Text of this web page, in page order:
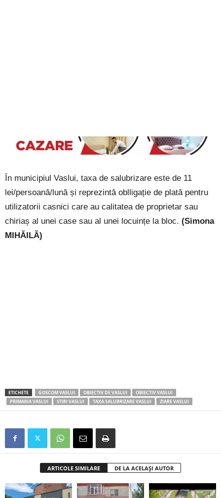
În municipiul Vaslui, taxa de salubrizare este de 11
lei/persoană/lună și reprezintă oblligație de plată pentru
utilizatorii casnici care au calitatea de proprietar sau
chiriaș al unei case sau al unei locuințe la bloc. (Simona
MIHĂILĂ)
ETICHETE GOSCOM VASLUI OBIECTIV DE VASLUI
OBIECTIV VASLUI
PRIMARIA VASLUI
STIRI VASLUI TAXA SALUBRIZARE VASLUI ZIARE VASLUI
ARTICOLE SIMILARE DE LA ACELAȘI AUTOR